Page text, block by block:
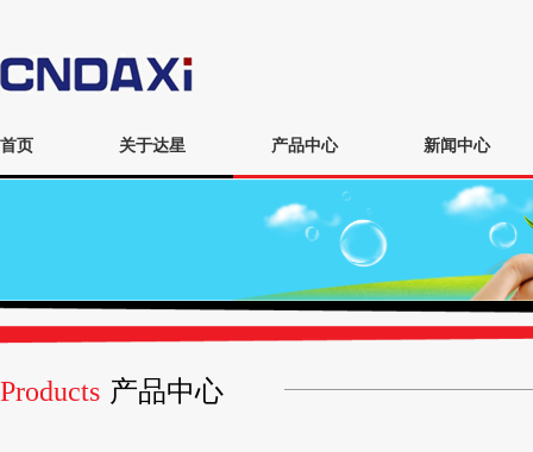
首页 关于达星 产品中心 新闻中心
Products 产品中心